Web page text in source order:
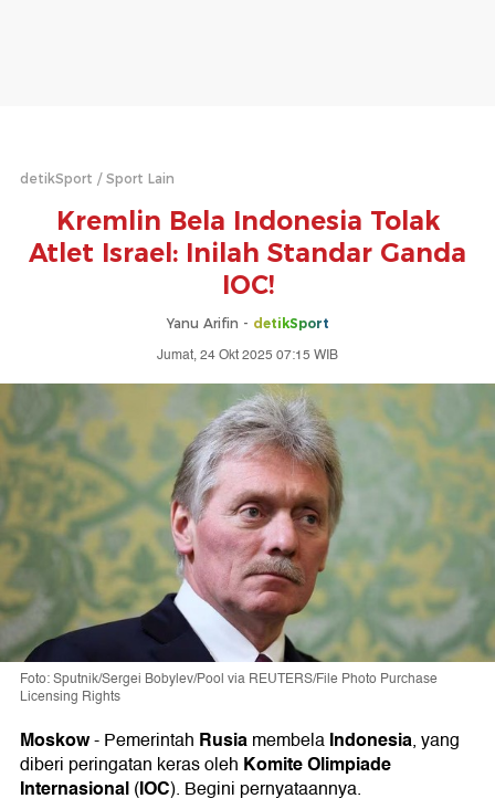
detikSport Sport Lain
Kremlin Bela Indonesia Tolak
Atlet Israel: Inilah Standar Ganda
IOC!
Yanu Arifin - detikSport
Jumat, 24 Okt 2025 07:15 WIB
Foto: Sputnik/Sergei Bobylev/Pool via REUTERS/File Photo Purchase
Licensing Rights
Moskow-Pemerintah RusiamembelaIndonesia, yang
diberi peringatan keras oleh Komite Olimpiade
Internasional(IOC). Begini pernyataannya.